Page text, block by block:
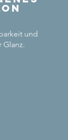
und
Glanz.